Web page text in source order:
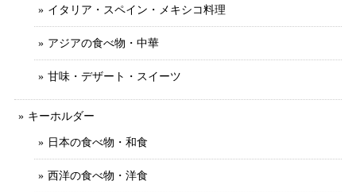
イタリア・スペイン・メキシコ料理
アジアの食べ物・中華
甘味・デザート・スイーツ
キーホルダー
日本の食べ物・和食
西洋の食べ物・洋食